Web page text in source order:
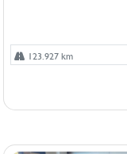
123.927 km